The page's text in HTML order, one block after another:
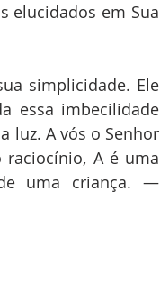
elucidados em Sua
simplicidade. Ele
essa imbecilidade
luz. A vós o Senhor
raciocínio, A é uma
uma criança. —